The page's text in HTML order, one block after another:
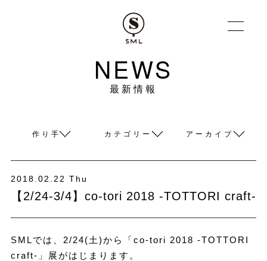
NEWS
最新情報
作り手 カテゴリー アーカイブ
2018.02.22 Thu
【2/24-3/4】co-tori 2018 -TOTTORI craft-
SMLでは、2/24(土)から「co-tori 2018 -TOTTORI
craft-」展がはじまります。